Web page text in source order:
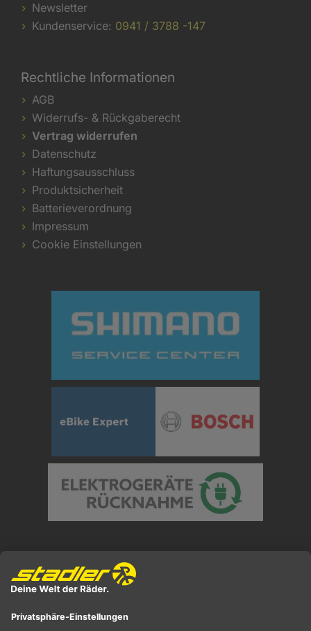
Newsletter
Kundenservice: 0941 / 3788 -147
Rechtliche Informationen
AGB
Widerrufs- & Rückgaberecht
Vertrag widerrufen
Datenschutz
Haftungsausschluss
Produktsicherheit
Batterieverordnung
Impressum
Cookie Einstellungen